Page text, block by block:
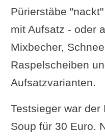
Pürierstäbe
mit Aufsatz - oder
Mixbecher,
Raspelscheiben
Aufsatzvarianten.
Testsieger war
Soup für 30 Euro.